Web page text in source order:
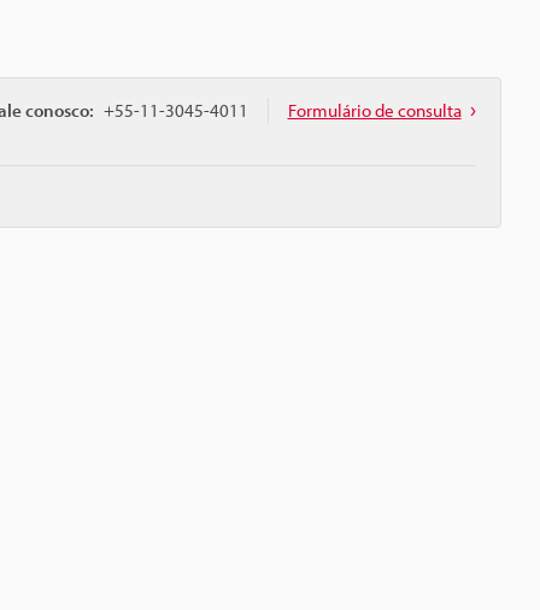
conosco: +55-11-3045-4011 Formulário de consulta